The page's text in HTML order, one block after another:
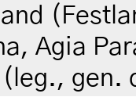
Agia
gen.